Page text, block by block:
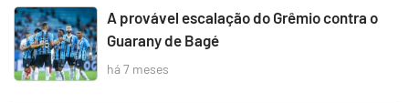
A provável escalação do Grêmio contra o
Guarany de Bagé
há 7 meses